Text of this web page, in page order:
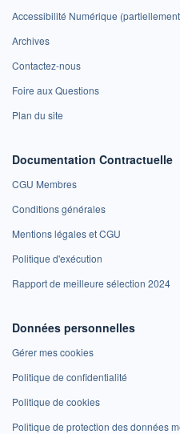
Accessibilité Numérique
Archives
Contactez-nous
Foire aux Questions
Plan du site
Documentation Contractuelle
CGU Membres
Conditions générales
Mentions légales et CGU
Politique d'exécution
Rapport de meilleure sélection 2024
Données personnelles
Gérer mes cookies
Politique de confidentialité
Politique de cookies
Politique de protection des données